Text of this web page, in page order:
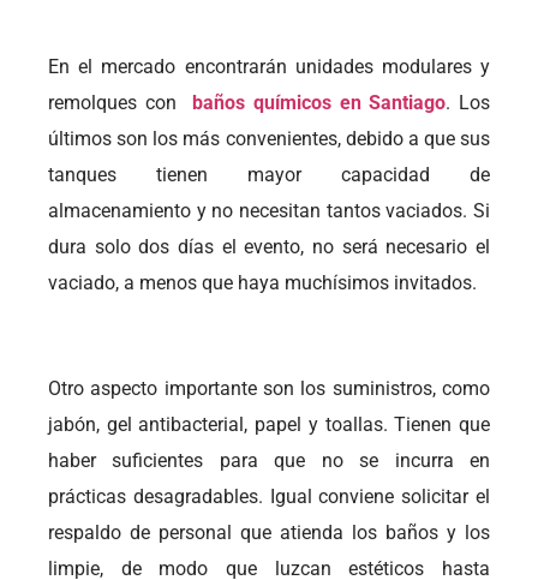
En el mercado encontrarán unidades modulares y
remolques conbaños químicos en Santiago. Los
últimos son los más convenientes, debido a que sus
tanques tienen mayor capacidad de
almacenamiento y no necesitan tantos vaciados. Si
dura solo dos días el evento, no será necesario el
vaciado, a menos que haya muchísimos invitados.
Otro aspecto importante son los suministros, como
jabón, gel antibacterial, papel y toallas. Tienen que
haber suficientes para que no se incurra en
prácticas desagradables. Igual conviene solicitar el
respaldo de personal que atienda los baños y los
limpie, de modo que luzcan estéticos hasta